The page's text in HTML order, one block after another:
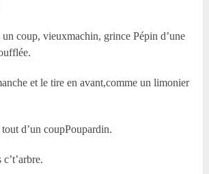
coup, vieuxmachin, grince Pépin d’une
et le tire en avant,comme un limonier
d’un coupPoupardin.